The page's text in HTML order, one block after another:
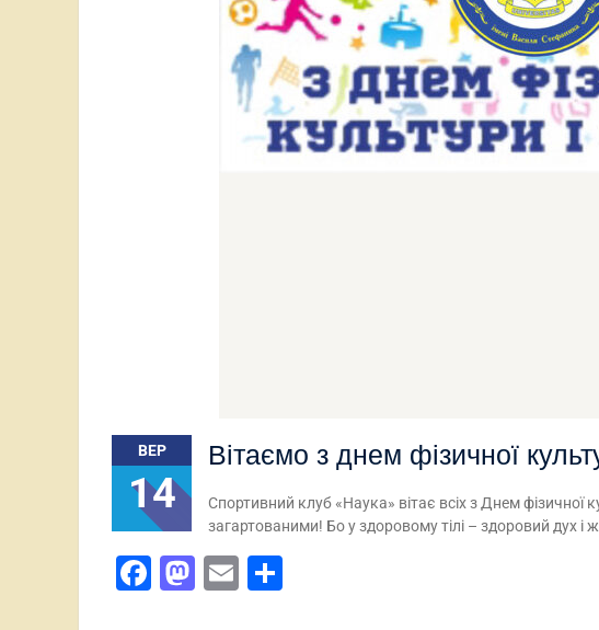
ВЕР
14
Вітаємо з днем фізичної
Спортивний клуб «Наука» вітає всіх з Днем
загартованими! Бо у здоровому тілі – здоровий дух і
Facebook
Mastodon
Email